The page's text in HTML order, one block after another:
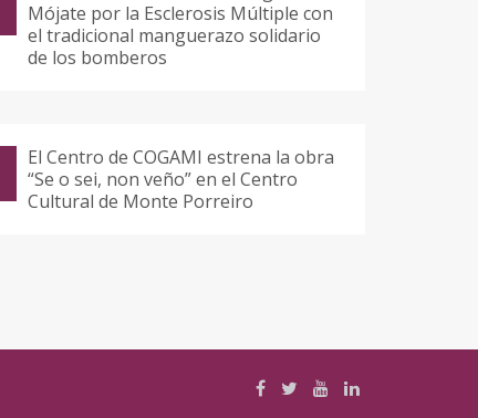
Mójate por la Esclerosis Múltiple con
el tradicional manguerazo solidario
de los bomberos
El Centro de COGAMI estrena la obra
“Se o sei, non veño” en el Centro
Cultural de Monte Porreiro